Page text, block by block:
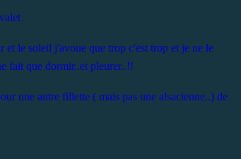
le soleil j'avoue que trop c'est trop et je ne le
fait que dormir..et pleurer..!!
une autre fillette ( mais pas une alsacienne..) de